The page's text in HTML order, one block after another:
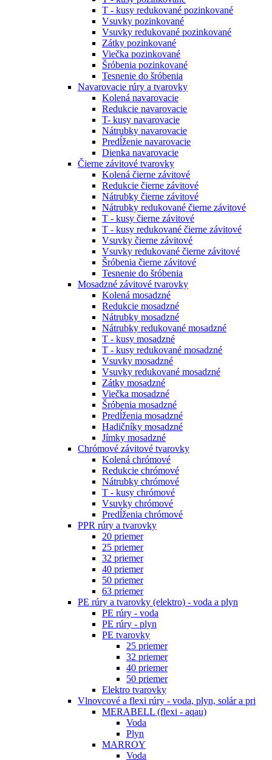
T - kusy redukované pozinkované
Vsuvky pozinkované
Vsuvky redukované pozinkované
Zátky pozinkované
Viečka pozinkované
Šróbenia pozinkované
Tesnenie do šróbenia
Navarovacie rúry a tvarovky
Kolená navarovacie
Redukcie navarovacie
T- kusy navarovacie
Nátrubky navarovacie
Predĺženie navarovacie
Dienka navarovacie
Čierne závitové tvarovky
Kolená čierne závitové
Redukcie čierne závitové
Nátrubky čierne závitové
Nátrubky redukované čierne závitové
T - kusy čierne závitové
T - kusy redukované čierne závitové
Vsuvky čierne závitové
Vsuvky redukované čierne závitové
Šróbenia čierne závitové
Tesnenie do šróbenia
Mosadzné závitové tvarovky
Kolená mosadzné
Redukcie mosadzné
Nátrubky mosadzné
Nátrubky redukované mosadzné
T - kusy mosadzné
T - kusy redukované mosadzné
Vsuvky mosadzné
Vsuvky redukované mosadzné
Zátky mosadzné
Viečka mosadzné
Šróbenia mosadzné
Predĺženia mosadzné
Hadičníky mosadzné
Jímky mosadzné
Chrómové závitové tvarovky
Kolená chrómové
Redukcie chrómové
Nátrubky chrómové
T - kusy chrómové
Vsuvky chrómové
Predĺženia chrómové
PPR rúry a tvarovky
20 priemer
25 priemer
32 priemer
40 priemer
50 priemer
63 priemer
PE rúry a tvarovky (elektro) - voda a plyn
PE rúry - voda
PE rúry - plyn
PE tvarovky
25 priemer
32 priemer
40 priemer
50 priemer
Elektro tvarovky
Vlnovcové a flexi rúry - voda, plyn, solár a pri
MERABELL (flexi - aqau)
Voda
Plyn
MARROY
Voda